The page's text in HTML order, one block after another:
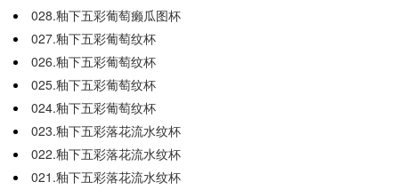
028.釉下五彩葡萄癞瓜图杯
027.釉下五彩葡萄纹杯
026.釉下五彩葡萄纹杯
025.釉下五彩葡萄纹杯
024.釉下五彩葡萄纹杯
023.釉下五彩落花流水纹杯
022.釉下五彩落花流水纹杯
021.釉下五彩落花流水纹杯